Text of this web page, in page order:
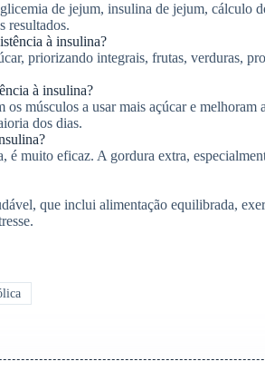
de jejum, insulina de jejum, cálculo
resultados.
à insulina?
priorizando integrais, frutas, verduras,
à insulina?
músculos a usar mais açúcar e melhoram
dos dias.
é muito eficaz. A gordura extra,
que inclui alimentação equilibrada,